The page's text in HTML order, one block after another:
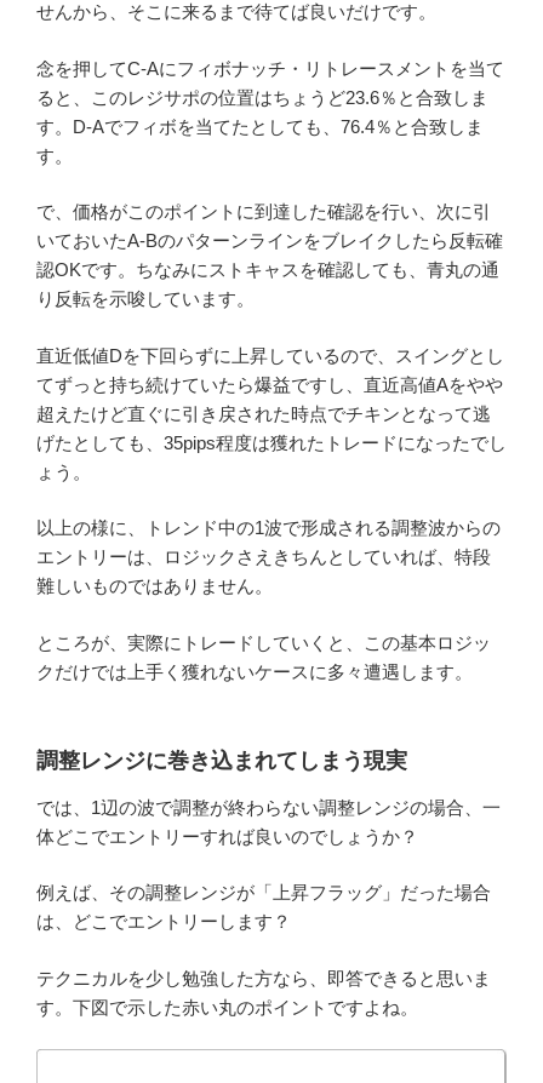
せんから、そこに来るまで待てば良いだけです。
念を押してC-Aにフィボナッチ・リトレースメントを当て
ると、このレジサポの位置はちょうど23.6％と合致しま
す。D-Aでフィボを当てたとしても、76.4％と合致しま
す。
で、価格がこのポイントに到達した確認を行い、次に引
いておいたA-Bのパターンラインをブレイクしたら反転確
認OKです。ちなみにストキャスを確認しても、青丸の通
り反転を示唆しています。
直近低値Dを下回らずに上昇しているので、スイングとし
てずっと持ち続けていたら爆益ですし、直近高値Aをやや
超えたけど直ぐに引き戻された時点でチキンとなって逃
げたとしても、35pips程度は獲れたトレードになったでし
ょう。
以上の様に、トレンド中の1波で形成される調整波からの
エントリーは、ロジックさえきちんとしていれば、特段
難しいものではありません。
ところが、実際にトレードしていくと、この基本ロジッ
クだけでは上手く獲れないケースに多々遭遇します。
調整レンジに巻き込まれてしまう現実
では、1辺の波で調整が終わらない調整レンジの場合、一
体どこでエントリーすれば良いのでしょうか？
例えば、その調整レンジが「上昇フラッグ」だった場合
は、どこでエントリーします？
テクニカルを少し勉強した方なら、即答できると思いま
す。下図で示した赤い丸のポイントですよね。